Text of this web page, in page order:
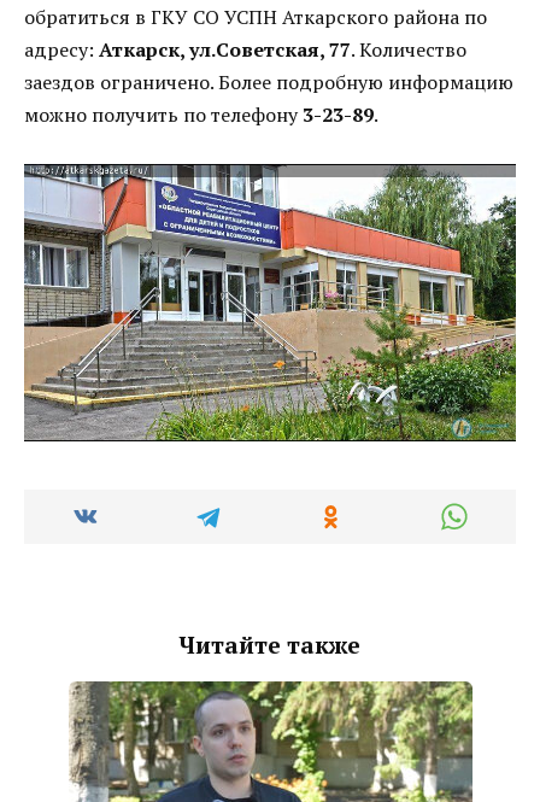
обратиться в ГКУ СО УСПН Аткарского района по
адресу: Аткарск, ул.Советская, 77. Количество
заездов ограничено. Более подробную информацию
можно получить по телефону3-23-89.
Читайте также